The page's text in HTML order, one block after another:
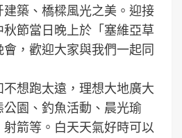
築、橋樑風光之美。迎接
節當日晚上於「塞維亞草
，歡迎大家與我們一起同
想跑太遠，理想大地廣大
園、釣魚活動、晨光瑜
箭等。白天天氣好時可以